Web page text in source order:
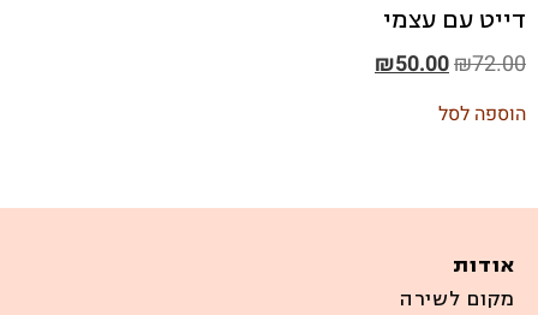
דייט עם עצמי
₪72.00
₪50.00
הוספה לסל
אודות
מקום לשירה